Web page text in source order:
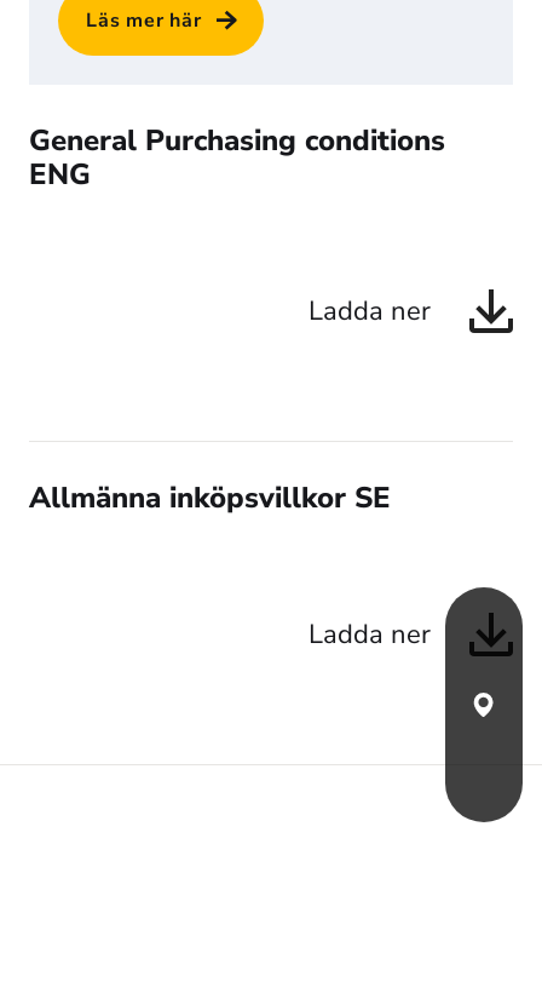
Läs mer här
General Purchasing conditions
ENG
Ladda ner
Allmänna inköpsvillkor SE
Ladda ner
Hitta